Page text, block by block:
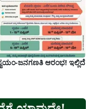
ಜನಗಣತಿ ಆರಂಭ! ಇಲ್ಲಿದೆ